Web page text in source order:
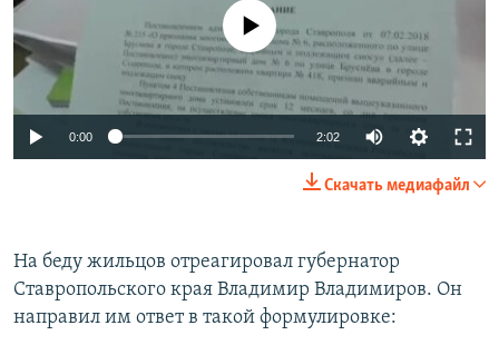
No media source currently available
0:00 2:02
Скачать медиафайл
На беду жильцов отреагировал губернатор
Ставропольского края Владимир Владимиров. Он
направил им ответ в такой формулировке: